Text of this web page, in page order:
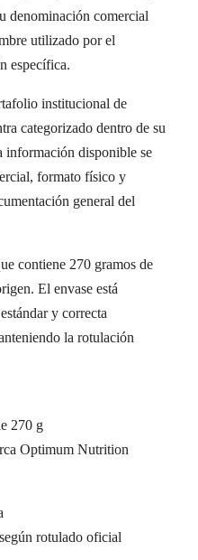
denominación comercial
utilizado por el
específica.
institucional de
categorizado dentro de su
información disponible se
formato físico y
general del
contiene 270 gramos de
El envase está
y correcta
la rotulación
270 g
Optimum Nutrition
rotulado oficial